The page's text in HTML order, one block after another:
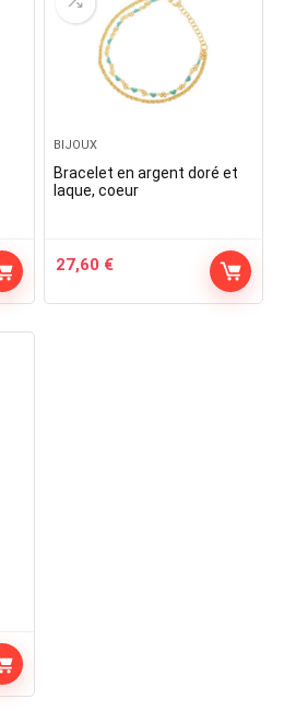
BIJOUX
Bracelet en argent doré et
laque, coeur
27,60 €